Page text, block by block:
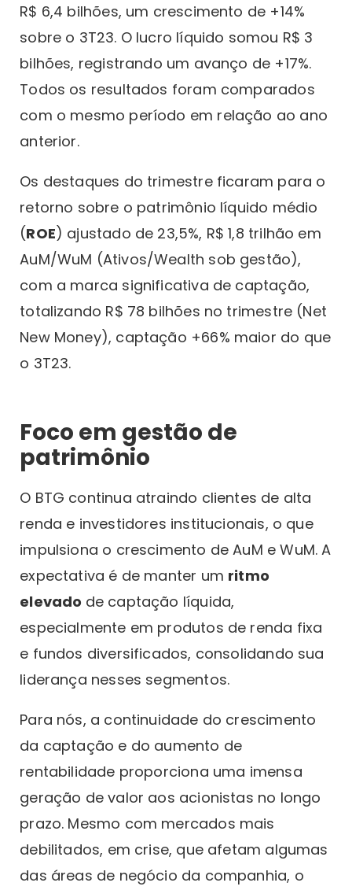
R$ 6,4 bilhões, um crescimento de +14%
sobre o 3T23. O lucro líquido somou R$ 3
bilhões, registrando um avanço de +17%.
Todos os resultados foram comparados
com o mesmo período em relação ao ano
anterior.
Os destaques do trimestre ficaram para o
retorno sobre o patrimônio líquido médio
(ROE) ajustado de 23,5%, R$ 1,8 trilhão em
AuM/WuM (Ativos/Wealth sob gestão),
com a marca significativa de captação,
totalizando R$ 78 bilhões no trimestre (Net
New Money), captação +66% maior do que
o 3T23.
Foco em gestão de
patrimônio
O BTG continua atraindo clientes de alta
renda e investidores institucionais, o que
impulsiona o crescimento de AuM e WuM. A
expectativa é de manter um ritmo
elevado de captação líquida,
especialmente em produtos de renda fixa
e fundos diversificados, consolidando sua
liderança nesses segmentos.
Para nós, a continuidade do crescimento
da captação e do aumento de
rentabilidade proporciona uma imensa
geração de valor aos acionistas no longo
prazo. Mesmo com mercados mais
debilitados, em crise, que afetam algumas
das áreas de negócio da companhia, o